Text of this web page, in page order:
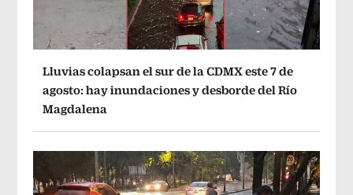
Lluvias colapsan el sur de la CDMX este 7 de
agosto: hay inundaciones y desborde del Río
Magdalena